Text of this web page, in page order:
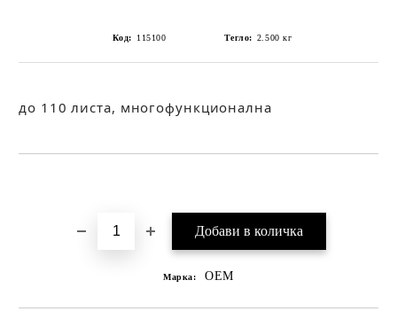
Код: 115100 Тегло: 2.500 кг
до 110 листа, многофункционална
Марка: OEM